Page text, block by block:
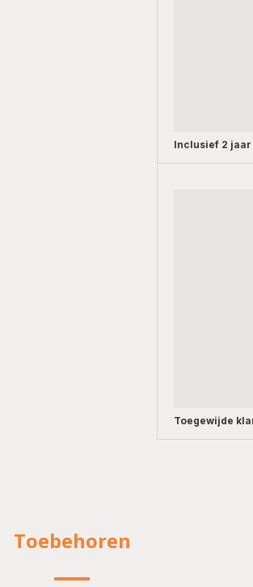
Inclusief 2
Toegewijde
Toebehoren